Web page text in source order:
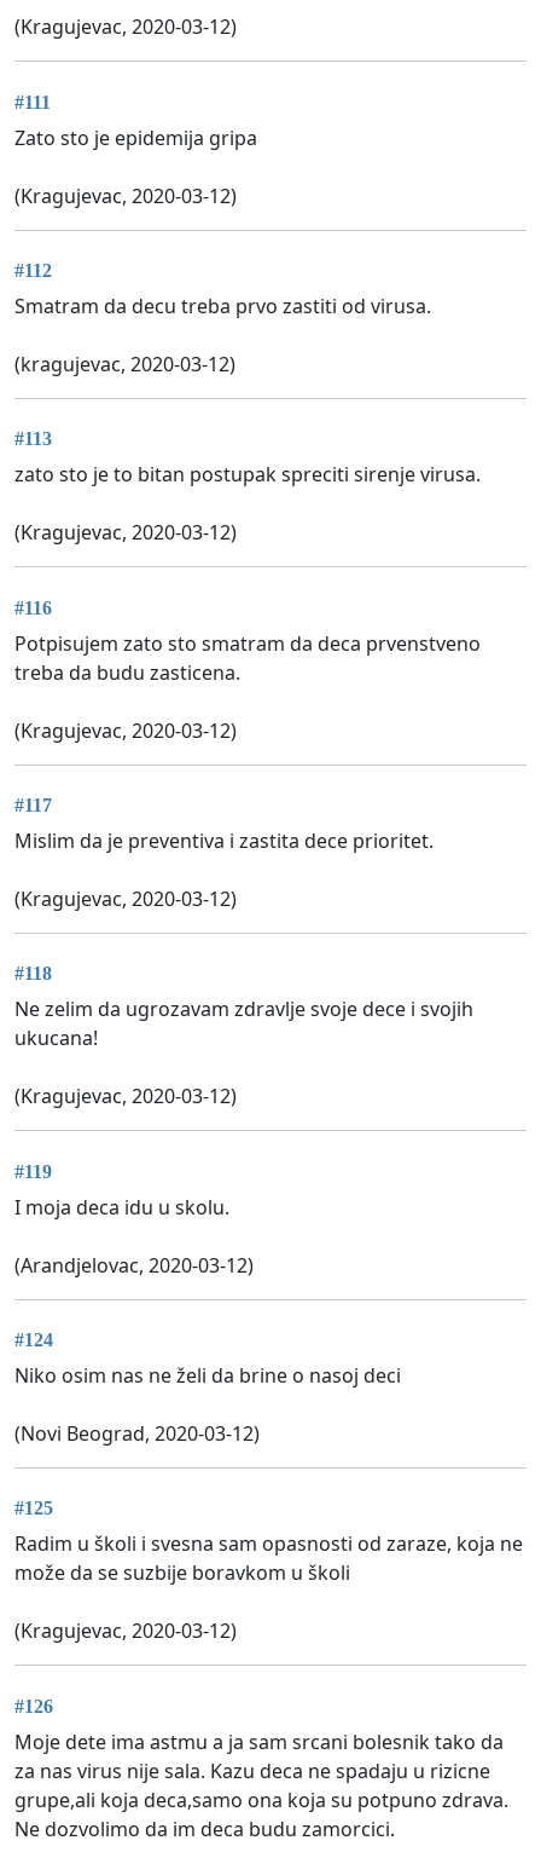
(Kragujevac, 2020-03-12)
#111
Zato sto je epidemija gripa
(Kragujevac, 2020-03-12)
#112
Smatram da decu treba prvo zastiti od virusa.
(kragujevac, 2020-03-12)
#113
zato sto je to bitan postupak spreciti sirenje virusa.
(Kragujevac, 2020-03-12)
#116
Potpisujem zato sto smatram da deca prvenstveno
treba da budu zasticena.
(Kragujevac, 2020-03-12)
#117
Mislim da je preventiva i zastita dece prioritet.
(Kragujevac, 2020-03-12)
#118
Ne zelim da ugrozavam zdravlje svoje dece i svojih
ukucana!
(Kragujevac, 2020-03-12)
#119
I moja deca idu u skolu.
(Arandjelovac, 2020-03-12)
#124
Niko osim nas ne želi da brine o nasoj deci
(Novi Beograd, 2020-03-12)
#125
Radim u školi i svesna sam opasnosti od zaraze, koja ne
može da se suzbije boravkom u školi
(Kragujevac, 2020-03-12)
#126
Moje dete ima astmu a ja sam srcani bolesnik tako da
za nas virus nije sala. Kazu deca ne spadaju u rizicne
grupe,ali koja deca,samo ona koja su potpuno zdrava.
Ne dozvolimo da im deca budu zamorcici.